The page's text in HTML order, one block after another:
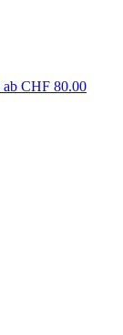
ab CHF 80.00